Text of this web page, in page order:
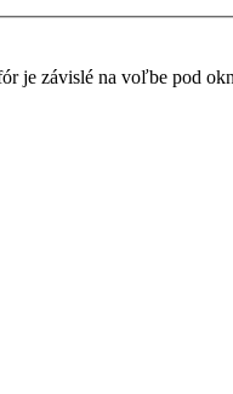
je závislé na voľbe pod